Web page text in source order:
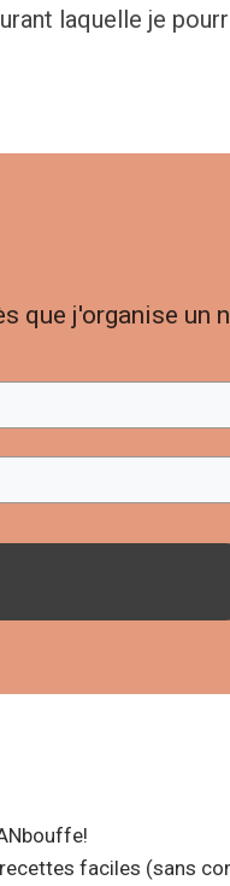
laquelle je
que j'organise un
faciles (sans